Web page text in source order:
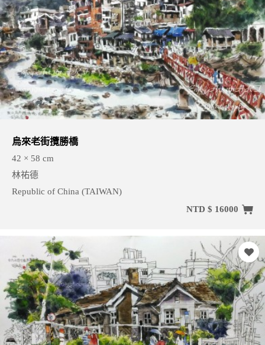
烏來老街攬勝橋
42 × 58 cm
林祐德
Republic of China (TAIWAN)
NTD $ 16000